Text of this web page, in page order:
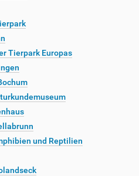
Tierpark Europas
und Reptilien